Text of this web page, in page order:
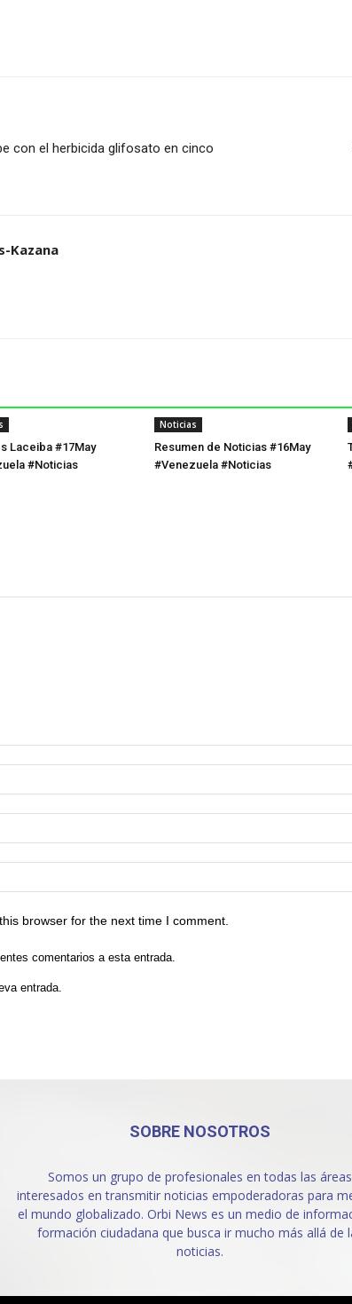
con el herbicida glifosato en cinco
Kazana
Laceiba #17May
#Noticias
Noticias
Resumen de Noticias #16May
#Venezuela #Noticias
browser for the next time I comment.
comentarios a esta entrada.
entrada.
SOBRE NOSOTROS
Somos un grupo de profesionales en todas las áreas
interesados en transmitir noticias empoderadoras para
el mundo globalizado. Orbi News es un medio de
formación ciudadana que busca ir mucho más allá de
noticias.